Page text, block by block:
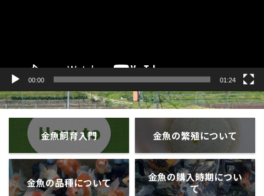
00:00 01:24
金魚飼育入門 金魚の繁殖について
金魚の品種について
金魚の購入時期につい
て